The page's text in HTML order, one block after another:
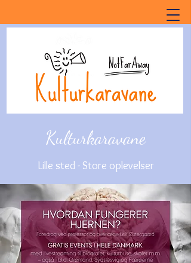
Kulturkaravane
Lille sted - Store oplevelser